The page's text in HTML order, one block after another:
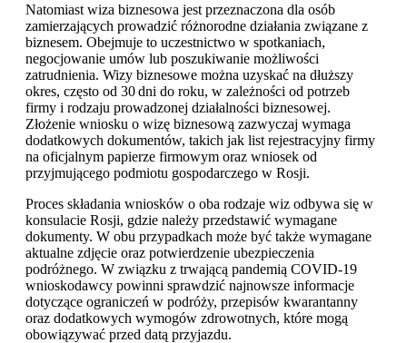
Natomiast wiza biznesowa jest przeznaczona dla osób
zamierzających prowadzić różnorodne działania związane z
biznesem. Obejmuje to uczestnictwo w spotkaniach,
negocjowanie umów lub poszukiwanie możliwości
zatrudnienia. Wizy biznesowe można uzyskać na dłuższy
okres, często od 30 dni do roku, w zależności od potrzeb
firmy i rodzaju prowadzonej działalności biznesowej.
Złożenie wniosku o wizę biznesową zazwyczaj wymaga
dodatkowych dokumentów, takich jak list rejestracyjny firmy
na oficjalnym papierze firmowym oraz wniosek od
przyjmującego podmiotu gospodarczego w Rosji.
Proces składania wniosków o oba rodzaje wiz odbywa się w
konsulacie Rosji, gdzie należy przedstawić wymagane
dokumenty. W obu przypadkach może być także wymagane
aktualne zdjęcie oraz potwierdzenie ubezpieczenia
podróżnego. W związku z trwającą pandemią COVID-19
wnioskodawcy powinni sprawdzić najnowsze informacje
dotyczące ograniczeń w podróży, przepisów kwarantanny
oraz dodatkowych wymogów zdrowotnych, które mogą
obowiązywać przed datą przyjazdu.